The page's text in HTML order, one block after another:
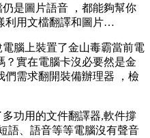
是圖片語音  ，都能夠幫你
利用文檔翻譯和圖片…
腦上裝置了金山毒霸當前電
 ？實在電腦卡沒必要然是金
需求翻開裝備辦理器 ，檢
功用的文件翻譯器,軟件撐
短語、語音等等電腦沒有聲音